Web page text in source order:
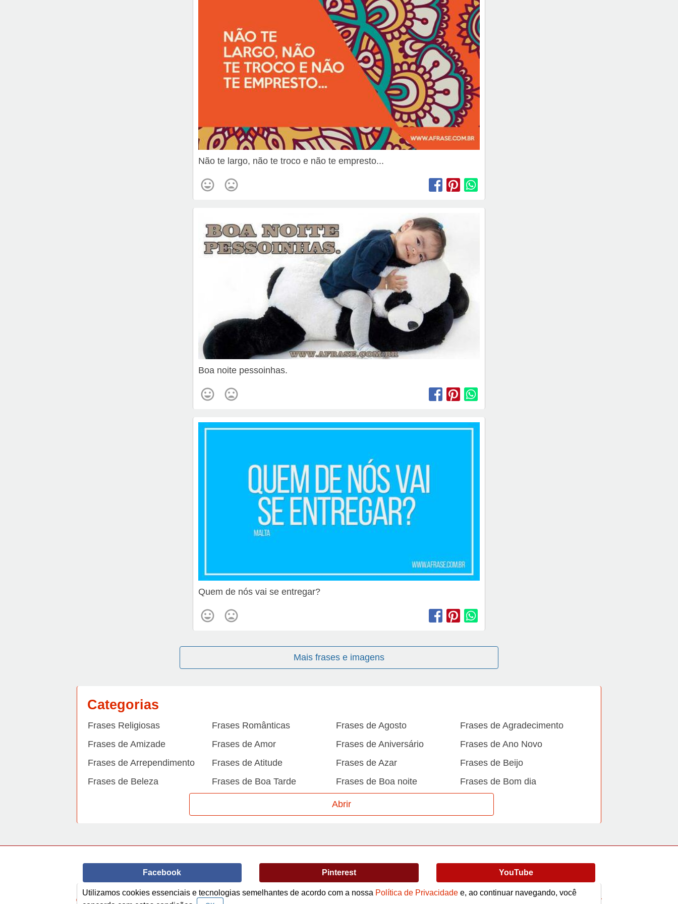
Não te largo, não te troco e não te empresto...
Boa noite pessoinhas.
Quem de nós vai se entregar?
Mais frases e imagens
Categorias
Frases Religiosas Frases Românticas Frases de Agosto
Frases de Agradecimento
Frases de Amizade
Frases de Amor Frases de Aniversário
Frases de Ano Novo
Frases de Arrependimento
Frases de Atitude Frases de Azar
Frases de Beijo
Frases de Beleza
Frases de Boa Tarde Frases de Boa noite
Frases de Bom dia
Frases de Caráter
Frases de Desculpa Frases de Dezembro
Frases de Dia Internacional
Frases de Horário de verão
Frases de Humor
Frases de Informática
Frases de Inverno
Frases de Junho Frases de Maio Frases de Medo
Abrir
Facebook Pinterest YouTube
© Copyright 2014-2022 A Frase. contato@afrase.com.br
Utilizamos cookies essenciais e tecnologias semelhantes de acordo com a nossa Política de Privacidade e, ao continuar navegando, você